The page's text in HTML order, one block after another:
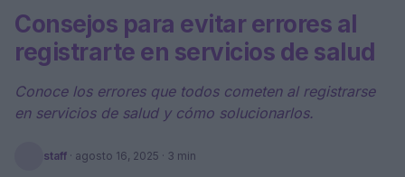
Consejos para evitar errores al
registrarte en servicios de salud
Conoce los errores que todos cometen al registrarse
en servicios de salud y cómo solucionarlos.
staff · agosto 16, 2025 · 3 min